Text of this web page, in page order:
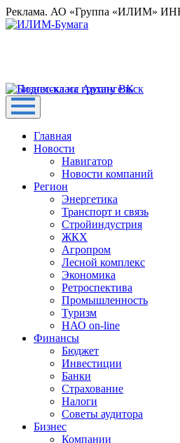
Реклама. АО «Группа «ИЛИМ»
Главная
Новости
Навигатор
Новости компаний
Регион
Энергетика
Транспорт и связь
Стройиндустрия
ЖКХ
Агропром
Лесной комплекс
Экономика
Ретроспектива
Промышленность
Туризм
НАО on-line
Финансы
Бюджет
Инвестиции
Банки
Страхование
Налоги
Советы аудитора
Бизнес
Компании